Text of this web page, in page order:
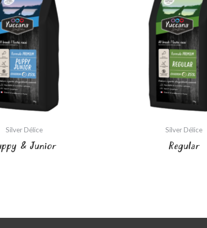
Silver Délice
& Junior
Silver Délice
Regular